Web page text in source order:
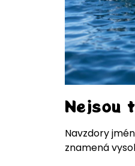
Nejsou
Navzdory
znamená